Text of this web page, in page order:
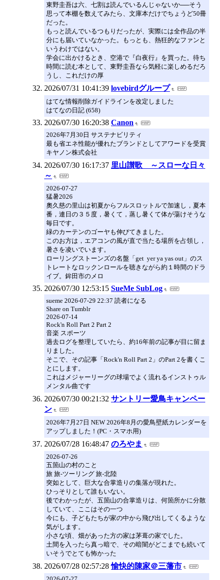
東野圭吾は六、七割は読んでいるんじゃないか──そう
思って本棚を数えてみたら、文庫本だけでちょうど50冊
だった。
もっと読んでいるつもりだったが、実際には全作品の半
分にも届いていなかった。もっとも、熱狂的なファンと
いうわけではない。
学会に出かけるとき、空港で『白夜行』を買った。待ち
時間に読む本として、東野圭吾なら気軽に楽しめるだろ
うし、これだけの厚
2026/07/31 10:41:39 lovebirdグループ
はてな情報削除ガイドラインを改定しました
はてなの日記 (658)
2026/07/30 16:20:38 Canon
2026年7月30日 サステナビリティ
最も省エネ性能が優れたブランドとしてアワードを受賞
キヤノン株式会社
2026/07/30 16:17:37 里山讃歌 ～スローな日々
～
2026-07-27
猛暑2026
奧久慈の里山は初夏からフルスロットルで加速し，夏本
番，連日の３５度，暑くて，蒸し暑くて体が蕩けそうな
毎日です。
緑のカーテンのゴーヤも伸びてきました。
このお方は，エアコンの風が直で当たる場所を占領し，
暑さを凌いでいます。
ローリングストーンズの名盤「get yer ya yas out」のス
トレートなロックンロールを聴きながら約１時間のドラ
イブ。鉾田市のメロ
2026/07/30 12:53:15 SueMe SubLog
sueme 2026-07-29 22:37 読者になる
Share on Tumblr
2026-07-14
Rock'n Roll Part 2 Part 2
音楽 スポーツ
過去ログを整理していたら、約16年前の記事が目に留ま
りました。
そこで、その記事「Rock'n Roll Part 2」のPart 2を書くこ
とにします。
これはメジャーリーグの球場でよく流れるインストゥル
メンタル曲です
2026/07/30 00:21:32 サントリー愛鳥キャンペー
ン
2026年7月27日 NEW 2026年8月の愛鳥壁紙カレンダーを
アップしました！(PC・スマホ用)
2026/07/28 16:48:47 のろやま
2026-07-26
五箇山の村のこと
旅 旅-ツーリング 旅-北陸
突如として、巨大な合掌造りの集落が現れた。
ひっそりとして誰もいない。
後でわかったが、五箇山の合掌造りは、何箇所かに分散
していて、ここはその一つ
今にも、子どもたちが家の中から飛び出してくるような
気がします。
小さな頃、畑があった方の家は茅葺の家でした。
土間を入ったら真っ暗で、その暗闇がどこまでも続いて
いそうでとても怖かった
2026/07/28 02:57:28 愉快的陳家＠三藩市